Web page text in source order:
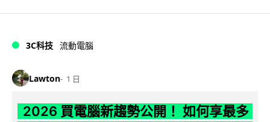
3C科技 流動電腦
Lawton 1 日
2026 買電腦新趨勢公開！ 如何享最多